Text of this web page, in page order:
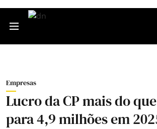
Empresas
Lucro da CP mais do
para 4,9 milhões em